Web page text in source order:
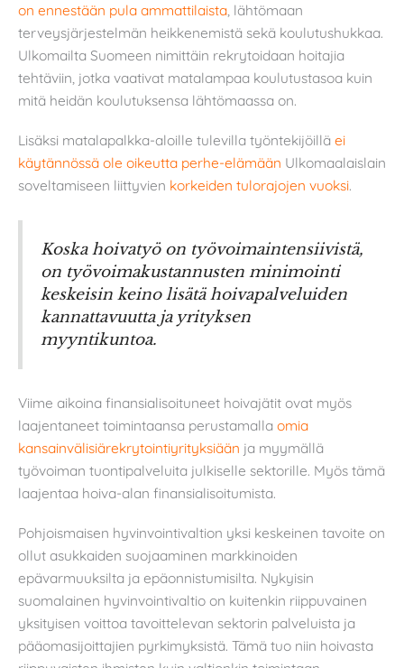
on ennestään pula ammattilaista, lähtömaan
terveysjärjestelmän heikkenemistä sekä koulutushukkaa.
Ulkomailta Suomeen nimittäin rekrytoidaan hoitajia
tehtäviin, jotka vaativat matalampaa koulutustasoa kuin
mitä heidän koulutuksensa lähtömaassa on.
Lisäksi matalapalkka-aloille tulevilla työntekijöillä ei
käytännössä ole oikeutta perhe-elämään Ulkomaalaislain
soveltamiseen liittyvien korkeiden tulorajojen vuoksi.
Koska hoivatyö on työvoimaintensiivistä,
on työvoimakustannusten minimointi
keskeisin keino lisätä hoivapalveluiden
kannattavuutta ja yrityksen
myyntikuntoa.
Viime aikoina finansialisoituneet hoivajätit ovat myös
laajentaneet toimintaansa perustamalla omia
kansainvälisiärekrytointiyrityksiään ja myymällä
työvoiman tuontipalveluita julkiselle sektorille. Myös tämä
laajentaa hoiva-alan finansialisoitumista.
Pohjoismaisen hyvinvointivaltion yksi keskeinen tavoite on
ollut asukkaiden suojaaminen markkinoiden
epävarmuuksilta ja epäonnistumisilta. Nykyisin
suomalainen hyvinvointivaltio on kuitenkin riippuvainen
yksityisen voittoa tavoittelevan sektorin palveluista ja
pääomasijoittajien pyrkimyksistä. Tämä tuo niin hoivasta